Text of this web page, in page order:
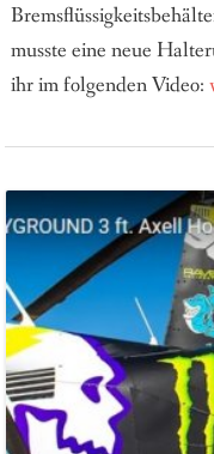
musste eine neue
ihr im folgenden Video: